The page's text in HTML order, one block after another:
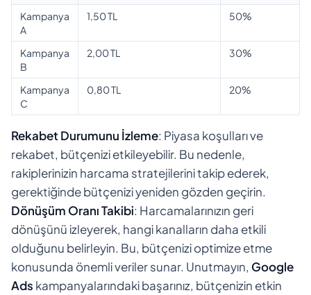
Kampanya
A
1,50 TL 50%
Kampanya
B
2,00 TL 30%
Kampanya
C
0,80 TL 20%
Rekabet Durumunu İzleme: Piyasa koşulları ve
rekabet, bütçenizi etkileyebilir. Bu nedenle,
rakiplerinizin harcama stratejilerini takip ederek,
gerektiğinde bütçenizi yeniden gözden geçirin.
Dönüşüm Oranı Takibi: Harcamalarınızın geri
dönüşünü izleyerek, hangi kanalların daha etkili
olduğunu belirleyin. Bu, bütçenizi optimize etme
konusunda önemli veriler sunar. Unutmayın, Google
Ads kampanyalarındaki başarınız, bütçenizin etkin